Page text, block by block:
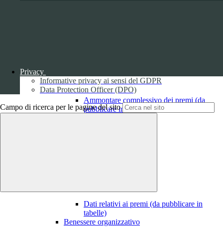
Privacy
Informative privacy ai sensi del GDPR
Data Protection Officer (DPO)
Campo di ricerca per le pagine del sito
Ammontare complessivo dei premi (da
pubblicare in tabelle) 1
Dati relativi ai premi (da pubblicare in
tabelle)
Benessere organizzativo